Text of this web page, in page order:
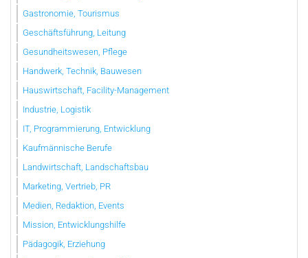
Gastronomie, Tourismus
Geschäftsführung, Leitung
Gesundheitswesen, Pflege
Handwerk, Technik, Bauwesen
Hauswirtschaft, Facility-Management
Industrie, Logistik
IT, Programmierung, Entwicklung
Kaufmännische Berufe
Landwirtschaft, Landschaftsbau
Marketing, Vertrieb, PR
Medien, Redaktion, Events
Mission, Entwicklungshilfe
Pädagogik, Erziehung